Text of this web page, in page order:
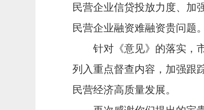
民营企业信贷投放力度、加
民营企业融资难融资贵问题。
针对《意见》的落实，
列入重点督查内容，加强跟
民营经济高质量发展。